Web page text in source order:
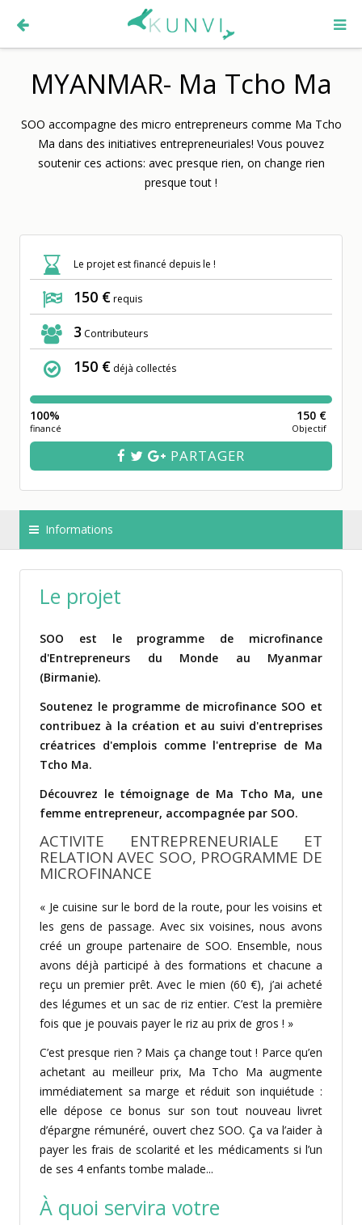
MYANMAR- Ma Tcho Ma
SOO accompagne des micro entrepreneurs comme Ma Tcho
Ma dans des initiatives entrepreneuriales! Vous pouvez
soutenir ces actions: avec presque rien, on change rien
presque tout !
Le projet est financé depuis le !
150 €requis
3 Contributeurs
150 € déjà collectés
100%
financé
150 €
Objectif
PARTAGER
Informations
Le projet
SOO est le programme de microfinance
d'Entrepreneurs du Monde au Myanmar
(Birmanie).
Soutenez le programme de microfinance SOO et
contribuez à la création et au suivi d'entreprises
créatrices d'emplois comme l'entreprise de Ma
Tcho Ma.
Découvrez le témoignage de Ma Tcho Ma, une
femme entrepreneur, accompagnée par SOO.
ACTIVITE ENTREPRENEURIALE ET
RELATION AVEC SOO, PROGRAMME DE
MICROFINANCE
« Je cuisine sur le bord de la rou­te, pour les voisins et
les gens de passage. Avec six voisines, nous avons
créé un groupe partenaire de SOO. Ensemble, nous
avons déjà parti­cipé à des formations et chacune a
reçu un premier prêt. Avec le mien (60 €), j’ai acheté
des légumes et un sac de riz en­tier. C’est la première
fois que je pouvais payer le riz au prix de gros ! »
C’est presque rien ? Mais ça change tout ! Parce qu’en
ache­tant au meilleur prix, Ma Tcho Ma augmente
immédiatement sa marge et réduit son inquié­tude :
elle dépose ce bonus sur son tout nouveau livret
d’épar­gne rémunéré, ouvert chez SOO. Ça va l’aider à
payer les frais de scolarité et les médica­ments si l’un
de ses 4 enfants tombe malade...
À quoi servira votre